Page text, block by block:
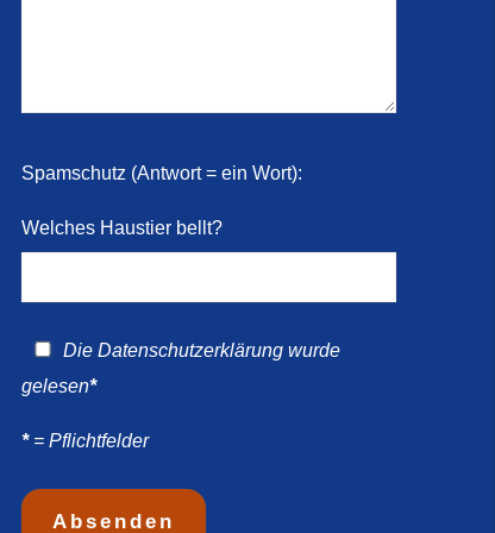
Spamschutz (Antwort = ein Wort):
Welches Haustier bellt?
Die Datenschutzerklärungwurde
gelesen*
*= Pflichtfelder